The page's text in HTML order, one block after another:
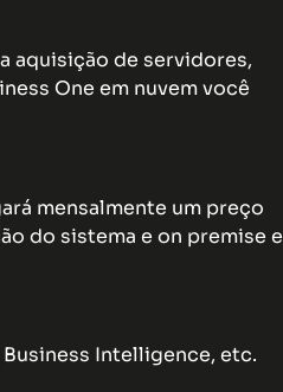
aquisição de servidores,
One em nuvem você
mensalmente um preço
do sistema e on premise e
Intelligence, etc.